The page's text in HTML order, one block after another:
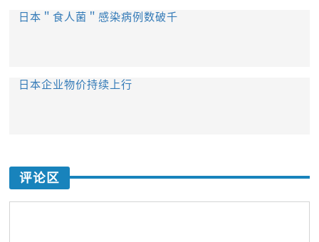
日本＂食人菌＂感染病例数破千
日本企业物价持续上行
评论区